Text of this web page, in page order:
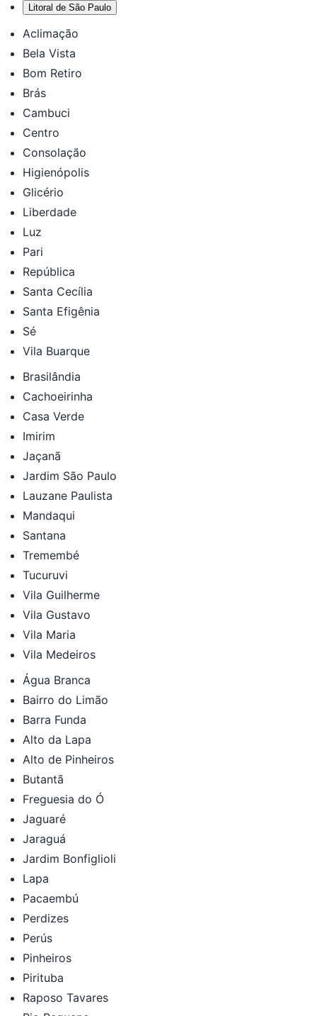
Litoral de São Paulo
Aclimação
Bela Vista
Bom Retiro
Brás
Cambuci
Centro
Consolação
Higienópolis
Glicério
Liberdade
Luz
Pari
República
Santa Cecília
Santa Efigênia
Sé
Vila Buarque
Brasilândia
Cachoeirinha
Casa Verde
Imirim
Jaçanã
Jardim São Paulo
Lauzane Paulista
Mandaqui
Santana
Tremembé
Tucuruvi
Vila Guilherme
Vila Gustavo
Vila Maria
Vila Medeiros
Água Branca
Bairro do Limão
Barra Funda
Alto da Lapa
Alto de Pinheiros
Butantã
Freguesia do Ó
Jaguaré
Jaraguá
Jardim Bonfiglioli
Lapa
Pacaembú
Perdizes
Perús
Pinheiros
Pirituba
Raposo Tavares